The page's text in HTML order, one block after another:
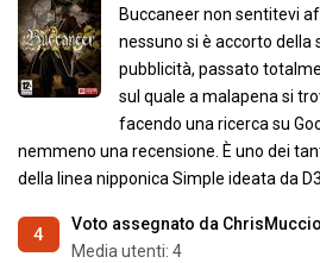
Buccaneer non sentitevi
nessuno si è accorto della
pubblicità, passato
sul quale a malapena si
facendo una ricerca su
nemmeno una recensione. È uno dei
della linea nipponica Simple ideata da
4
Voto assegnato da ChrisMuccio
Media utenti: 4